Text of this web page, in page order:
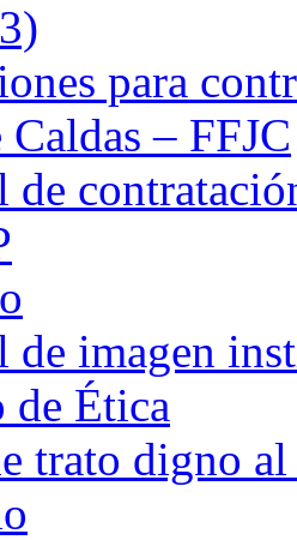
para
Caldas – FFJC
de
de imagen
de Ética
trato digno